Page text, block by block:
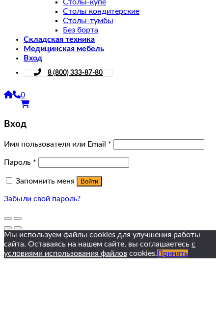
Столы-купе
Столы кондитерские
Столы-тумбы
Без борта
Складская техника
Медицинская мебель
Вход
8 (800) 333-87-80
0
Вход
Имя пользователя или Email *
Пароль *
Запомнить меня Войти
Забыли свой пароль?
Мы используем файлы cookies для улучшения работы
сайта. Оставаясь на нашем сайте, вы соглашаетесь с
условиями использования файлов cookies. Принять